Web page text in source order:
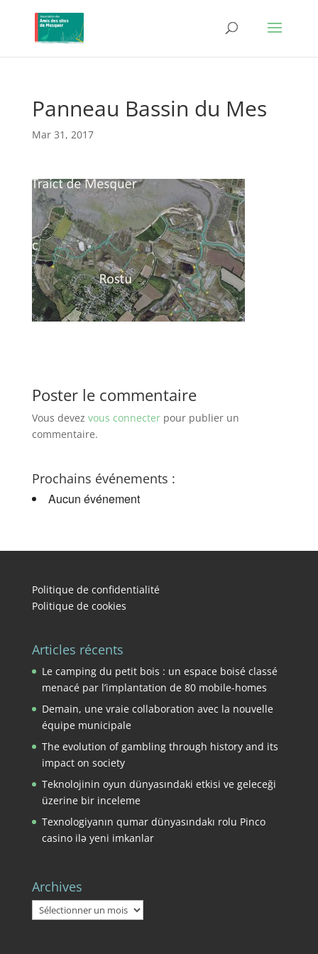
Panneau Bassin du Mes
Mar 31, 2017
Poster le commentaire
Vous devez vous connecterpour publier un
commentaire.
Prochains événements :
Aucun événement
Politique de confidentialité
Politique de cookies
Articles récents
Le camping du petit bois : un espace boisé classé
menacé par l’implantation de 80 mobile-homes
Demain, une vraie collaboration avec la nouvelle
équipe municipale
The evolution of gambling through history and its
impact on society
Teknolojinin oyun dünyasındaki etkisi ve geleceği
üzerine bir inceleme
Texnologiyanın qumar dünyasındakı rolu Pinco
casino ilə yeni imkanlar
Archives
Archives